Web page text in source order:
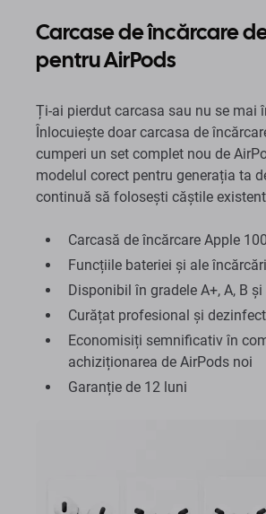
Carcase de încărcare
pentru AirPods
Ți-ai pierdut carcasa sau nu se mai
Înlocuiește doar carcasa de
cumperi un set complet nou de
modelul corect pentru generația ta
continuă să folosești căștile
Carcasă de încărcare Apple
Funcțiile bateriei și ale
Disponibil în gradele A+, A, B și
Curățat profesional și
Economisiți semnificativ în
achiziționarea de AirPods noi
Garanție de 12 luni